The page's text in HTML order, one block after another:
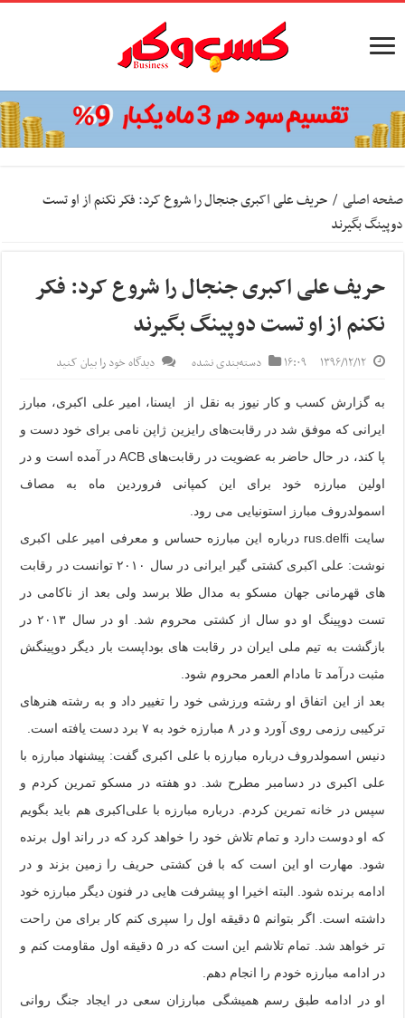
صفحه اصلی / حریف علی اکبری جنجال را شروع کرد: فکر نکنم از او تست
دوپینگ بگیرند
حریف علی اکبری جنجال را شروع کرد: فکر
نکنم از او تست دوپینگ بگیرند
۱۳۹۶/۱۲/۱۲ ۱۶:۰۹ دسته‌بندی نشده دیدگاه خود را بیان کنید
به‌ گزارش کسب و کار نیوز به نقل از ‌ایسنا، امیر علی اکبری، مبارز
ایرانی که موفق شد در رقابت‌های رایزین ژاپن نامی برای خود دست و
پا کند، در حال‌ حاضر به عضویت در رقابت‌های ACB در آمده است و در
اولین مبارزه خود برای این کمپانی فروردین ماه به مصاف
اسمولدروف مبارز استونیایی می رود.
سایت rus.delfi درباره این مبارزه حساس و معرفی امیر علی اکبری
نوشت: علی اکبری کشتی گیر ایرانی در سال ۲۰۱۰ توانست در رقابت
های قهرمانی جهان مسکو به مدال طلا برسد ولی بعد از ناکامی در
تست دوپینگ او دو سال از کشتی محروم شد. او در سال ۲۰۱۳ در
بازگشت به تیم ملی ایران در رقابت های بوداپست بار دیگر دوپینگش
مثبت درآمد تا مادام العمر محروم شود.
بعد از این اتفاق او رشته ورزشی خود را تغییر داد و به رشته هنرهای
ترکیبی رزمی روی آورد و در ۸ مبارزه خود به ۷ برد دست یافته است.
دنیس اسمولدروف درباره مبارزه با علی اکبری گفت: پیشنهاد مبارزه با
علی اکبری در دسامبر مطرح شد. دو هفته در مسکو تمرین کردم و
سپس در خانه تمرین کردم. درباره مبارزه با علی‌اکبری هم باید بگویم
که او دوست دارد و تمام تلاش خود را خواهد کرد که در راند اول برنده
شود. مهارت او این است که با فن کشتی حریف را زمین بزند و در
ادامه برنده شود. البته اخیرا او پیشرفت هایی در فنون دیگر مبارزه خود
داشته است. اگر بتوانم ۵ دقیقه اول را سپری کنم کار برای من راحت
تر خواهد شد. تمام تلاشم این است که در ۵ دقیقه اول مقاومت کنم و
در ادامه مبارزه خودم را انجام دهم.
او در ادامه طبق رسم همیشگی مبارزان سعی در ایجاد جنگ روانی